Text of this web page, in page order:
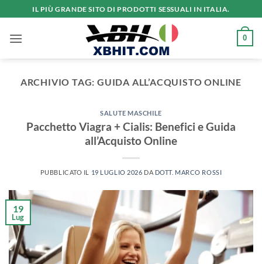
ai
contenuti
IL PIÙ GRANDE SITO DI PRODOTTI SESSUALI IN ITALIA.
0
ARCHIVIO TAG:GUIDA ALL’ACQUISTO ONLINE
SALUTE MASCHILE
Pacchetto Viagra + Cialis: Benefici e Guida
all’Acquisto Online
PUBBLICATO IL 19 LUGLIO 2026 DA DOTT. MARCO ROSSI
19
Lug